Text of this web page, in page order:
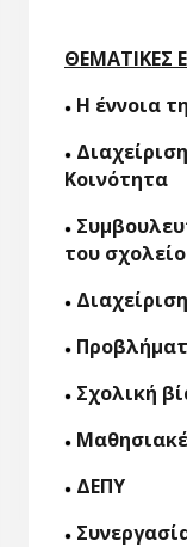
ΘΕΜΑΤΙΚΕΣ
Η έννοια
Κοινότητα
του
Σχολική
ΔΕΠΥ